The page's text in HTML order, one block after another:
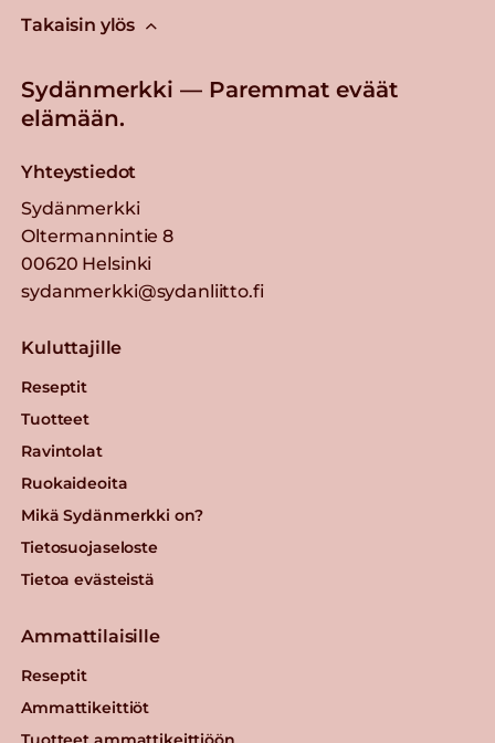
Takaisin ylös
Sydänmerkki — Paremmat eväät
elämään.
Yhteystiedot
Sydänmerkki
Oltermannintie 8
00620 Helsinki
sydanmerkki@sydanliitto.fi
Kuluttajille
Reseptit
Tuotteet
Ravintolat
Ruokaideoita
Mikä Sydänmerkki on?
Tietosuojaseloste
Tietoa evästeistä
Ammattilaisille
Reseptit
Ammattikeittiöt